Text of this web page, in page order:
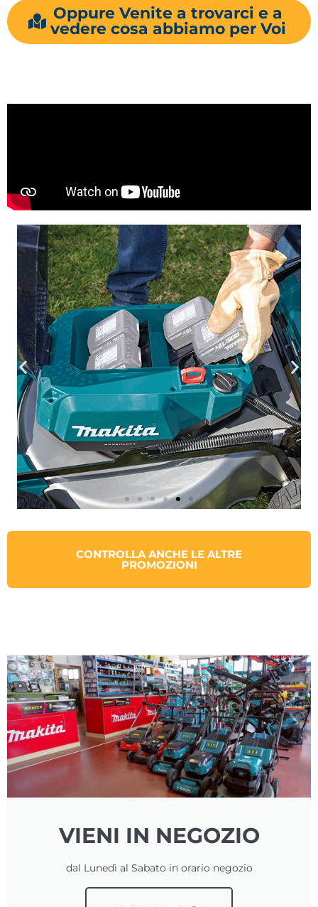
Oppure Venite a trovarci e a
vedere cosa abbiamo per Voi
CONTROLLA ANCHE LE ALTRE
PROMOZIONI​
VIENI IN NEGOZIO
dal Lunedì al Sabato in orario negozio